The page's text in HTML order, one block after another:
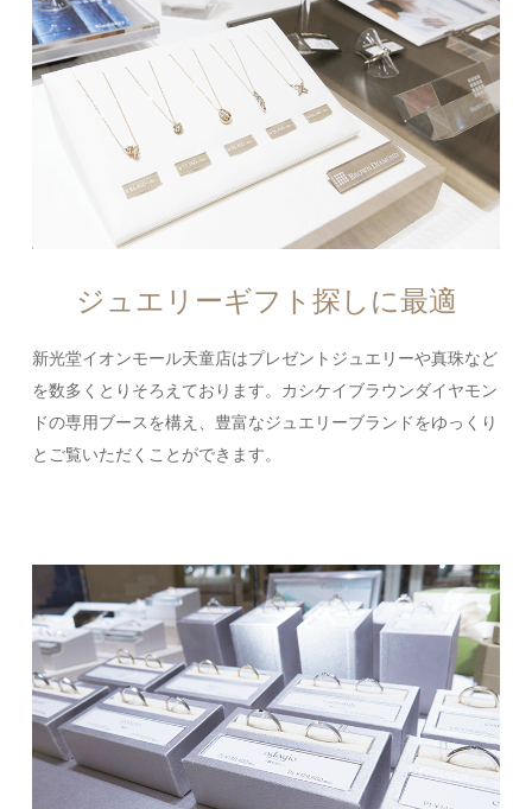
ジュエリーギフト探しに最適
新光堂イオンモール天童店はプレゼントジュエリーや真珠など
を数多くとりそろえております。カシケイブラウンダイヤモン
ドの専用ブースを構え、豊富なジュエリーブランドをゆっくり
とご覧いただくことができます。